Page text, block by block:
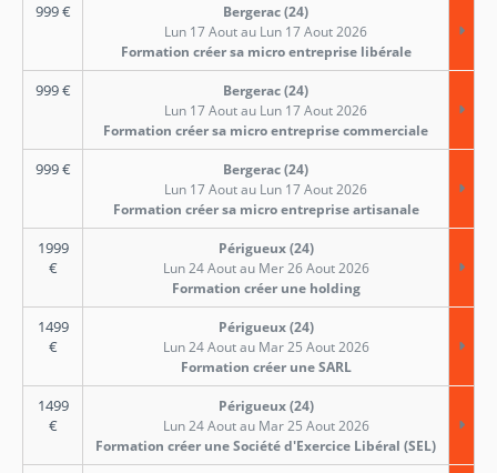
999€
Bergerac (24)
Lun 17 Aout au Lun 17 Aout 2026
Formation créer sa micro entreprise libérale
999€
Bergerac (24)
Lun 17 Aout au Lun 17 Aout 2026
Formation créer sa micro entreprise commerciale
999€
Bergerac (24)
Lun 17 Aout au Lun 17 Aout 2026
Formation créer sa micro entreprise artisanale
1999
€
Périgueux (24)
Lun 24 Aout au Mer 26 Aout 2026
Formation créer une holding
1499
€
Périgueux (24)
Lun 24 Aout au Mar 25 Aout 2026
Formation créer une SARL
1499
€
Périgueux (24)
Lun 24 Aout au Mar 25 Aout 2026
Formation créer une Société d'Exercice Libéral (SEL)